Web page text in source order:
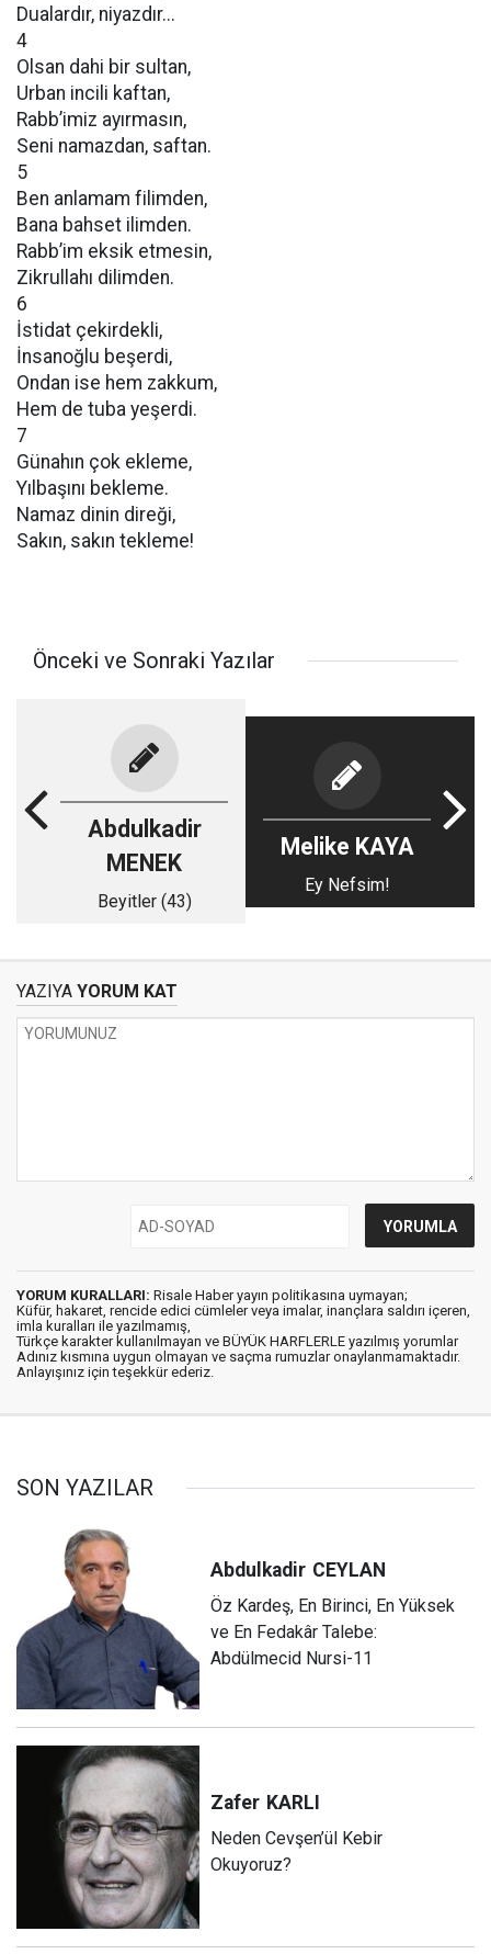
Dualardır, niyazdır...
4
Olsan dahi bir sultan,
Urban incili kaftan,
Rabb’imiz ayırmasın,
Seni namazdan, saftan.
5
Ben anlamam filimden,
Bana bahset ilimden.
Rabb’im eksik etmesin,
Zikrullahı dilimden.
6
İstidat çekirdekli,
İnsanoğlu beşerdi,
Ondan ise hem zakkum,
Hem de tuba yeşerdi.
7
Günahın çok ekleme,
Yılbaşını bekleme.
Namaz dinin direği,
Sakın, sakın tekleme!
Önceki ve Sonraki Yazılar
Abdulkadir
MENEK
Beyitler (43)
Melike KAYA
Ey Nefsim!
YAZIYA YORUM KAT
YORUM KURALLARI: Risale Haber yayın politikasına uymayan;
Küfür, hakaret, rencide edici cümleler veya imalar, inançlara saldırı içeren,
imla kuralları ile yazılmamış,
Türkçe karakter kullanılmayan ve BÜYÜK HARFLERLE yazılmış yorumlar
Adınız kısmına uygun olmayan ve saçma rumuzlar onaylanmamaktadır.
Anlayışınız için teşekkür ederiz.
SON YAZILAR
Abdulkadir CEYLAN
Öz Kardeş, En Birinci, En Yüksek
ve En Fedakâr Talebe:
Abdülmecid Nursi-11
Zafer KARLI
Neden Cevşen’ül Kebir
Okuyoruz?